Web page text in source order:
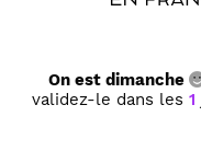
On est dimanche
validez-le dans les 1